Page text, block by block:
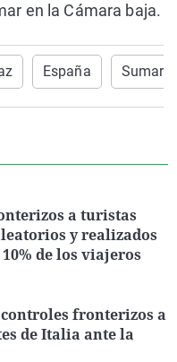
en la Cámara baja.
España Sumar
a turistas
y realizados
de los viajeros
fronterizos a
de Italia ante la